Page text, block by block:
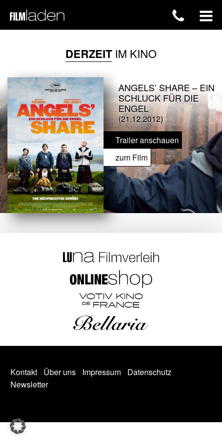
DERZEITIM KINO
ANGELS’ SHARE – EIN
SCHLUCK FÜR DIE
ENGEL
(21.12.2012)
Trailer anschauen
zum Film
Kontakt Über uns Impressum
Datenschutz
Newsletter